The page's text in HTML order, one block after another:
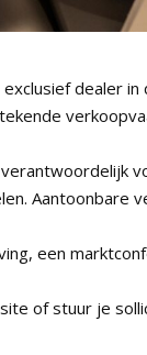
dealer in
Aantoonbare
een
of stuur je